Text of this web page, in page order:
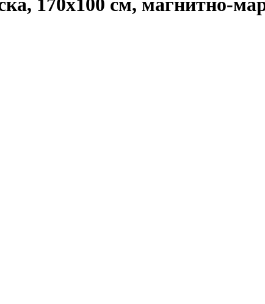
170х100 см, магнитно-